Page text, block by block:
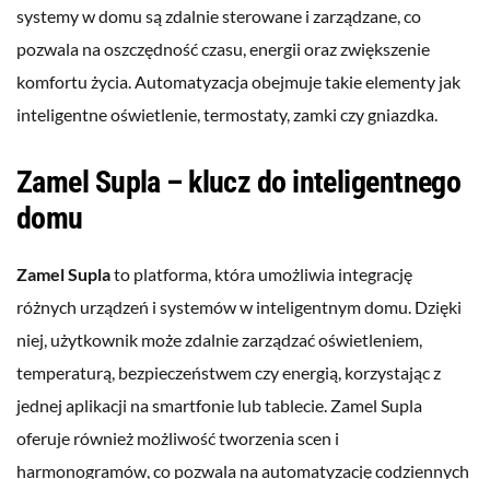
systemy w domu są zdalnie sterowane i zarządzane, co
pozwala na oszczędność czasu, energii oraz zwiększenie
komfortu życia. Automatyzacja obejmuje takie elementy jak
inteligentne oświetlenie, termostaty, zamki czy gniazdka.
Zamel Supla – klucz do inteligentnego
domu
Zamel Suplato platforma, która umożliwia integrację
różnych urządzeń i systemów w inteligentnym domu. Dzięki
niej, użytkownik może zdalnie zarządzać oświetleniem,
temperaturą, bezpieczeństwem czy energią, korzystając z
jednej aplikacji na smartfonie lub tablecie. Zamel Supla
oferuje również możliwość tworzenia scen i
harmonogramów, co pozwala na automatyzację codziennych